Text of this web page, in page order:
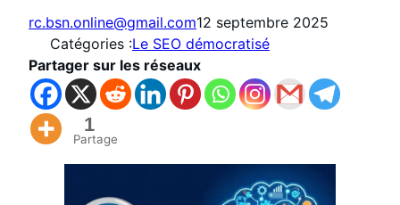
rc.bsn.online@gmail.com12 septembre 2025
Catégories :Le SEO démocratisé
Partager sur les réseaux
1
Partage